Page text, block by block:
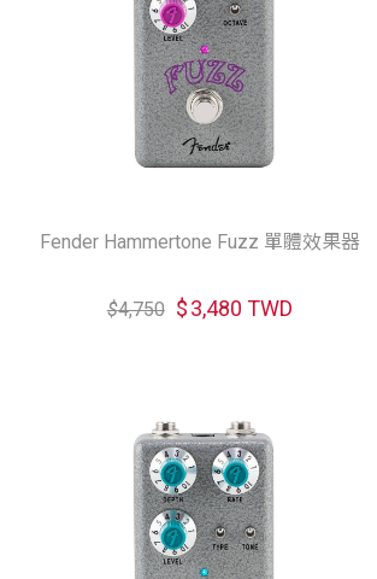
Fender Hammertone Fuzz 單體效果器
$4,750 $3,480 TWD